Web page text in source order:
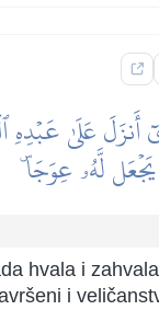
أَنزَلَ عَلَىٰ
يَجۡعَل لَّهُۥ عِوَجَاۜ
hvala i
i